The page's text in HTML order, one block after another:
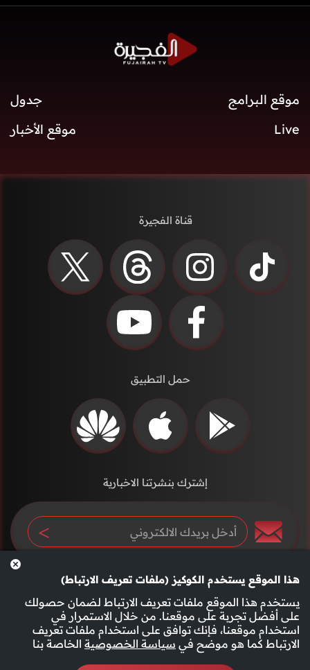
هذا الموقع يستخدم الكوكيز (ملفات تعريف الارتباط)
يستخدم هذا الموقع ملفات تعريف الارتباط لضمان حصولك
على أفضل تجربة على موقعنا. من خلال الاستمرار في
استخدام موقعنا، فإنك توافق على استخدام ملفات تعريف
الارتباط كما هو موضح في سياسة الخصوصية الخاصة بنا
موقع البرامج
جدول
Live
موقع الأخبار
قناة الفجيرة
حمل التطبيق
إشترك بنشرتنا الاخبارية
سياسة الخصوصية الأحكام والشروط